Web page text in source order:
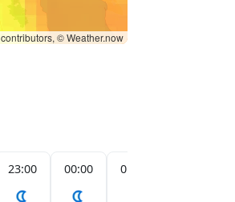
contributors, © Weather.now
23:00 00:00 01:00